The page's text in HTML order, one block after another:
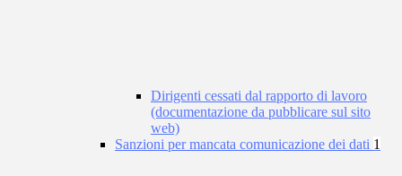
Dirigenti cessati dal rapporto di lavoro
(documentazione da pubblicare sul sito
web)
Sanzioni per mancata comunicazione dei dati 1